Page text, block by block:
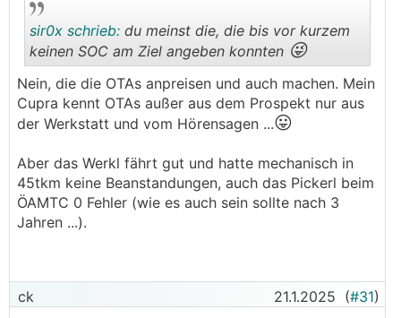
..
sir0x schrieb: du meinst die, die bis vor kurzem
keinen SOC am Ziel angeben konnten 😜
Nein, die die OTAs anpreisen und auch machen. Mein
Cupra kennt OTAs außer aus dem Prospekt nur aus
der Werkstatt und vom Hörensagen ...😛
Aber das Werkl fährt gut und hatte mechanisch in
45tkm keine Beanstandungen, auch das Pickerl beim
ÖAMTC 0 Fehler (wie es auch sein sollte nach 3
Jahren ...).
ck 21.1.2025 (#31)